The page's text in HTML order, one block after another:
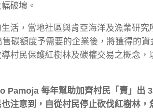
破壞。
活，當地社區與肯亞海洋及漁業研
碳額度予需要的企業後，將獲得的
村民保護紅樹林及碳權交易之概念
Pamoja 每年幫助加齊村民「賣」出
注意到，自從村民停止砍伐紅樹林